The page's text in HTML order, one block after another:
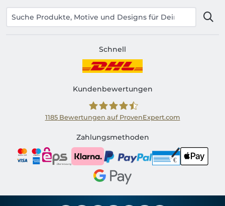
Schnell
Kundenbewertungen
Shirtinator AT
1185Bewertungen auf ProvenExpert.com
Zahlungsmethoden